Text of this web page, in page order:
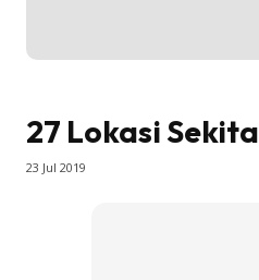
27 Lokasi
23 Jul 2019